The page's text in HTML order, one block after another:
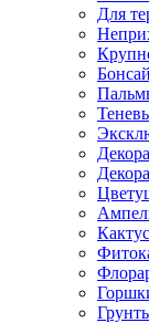
Для
Бонсай